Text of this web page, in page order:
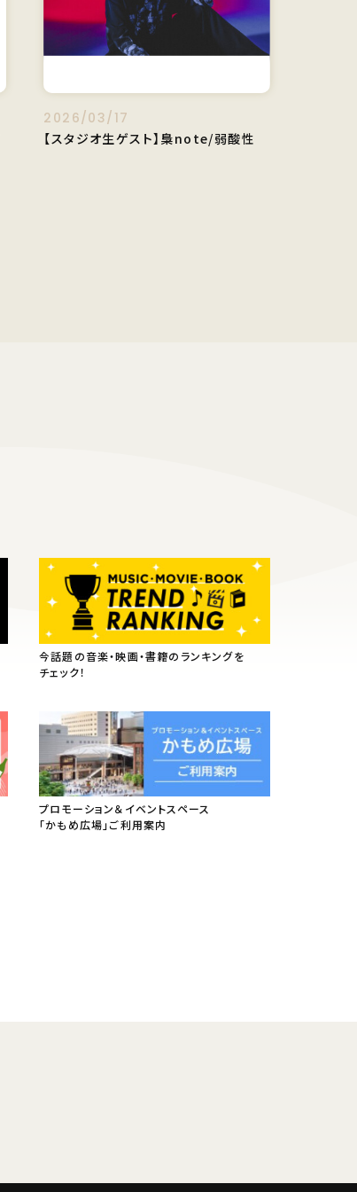
2026/03/17
【スタジオ生ゲスト】梟note/弱酸性
今話題の音楽・映画・書籍のランキングを
チェック！
プロモーション＆イベントスペース
「かもめ広場」ご利用案内